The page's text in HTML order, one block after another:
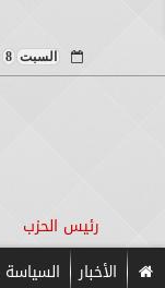
السبت 8
رئيس الحزب
الأخبار السياسة